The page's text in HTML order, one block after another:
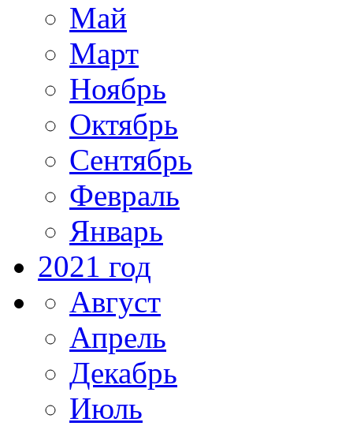
Май
Март
Ноябрь
Октябрь
Сентябрь
Февраль
Январь
2021 год
Август
Апрель
Декабрь
Июль